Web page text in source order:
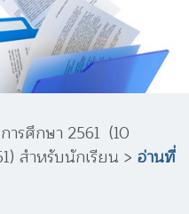
ารศึกษา 2561 (10
สำหรับนักเรียน > อ่านที่